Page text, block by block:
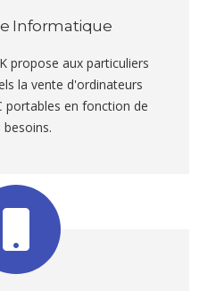
Informatique
propose aux particuliers
la vente d'ordinateurs
portables en fonction de
besoins.